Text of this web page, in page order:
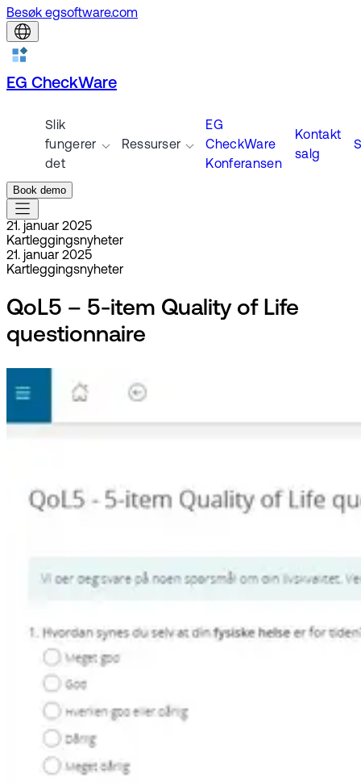
Besøk egsoftware.com
EG CheckWare
Slik
fungerer
det
Ressurser
EG
CheckWare
Konferansen
Kontakt
salg
Book demo
21. januar 2025
Kartleggingsnyheter
21. januar 2025
Kartleggingsnyheter
QoL5 – 5-item Quality of Life
questionnaire